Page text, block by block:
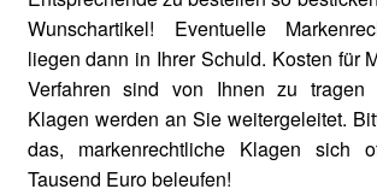
Wunschartikel! Eventuelle
liegen dann in Ihrer Schuld. Kosten für
Verfahren sind von Ihnen zu tragen
Klagen werden an Sie weitergeleitet.
das, markenrechtliche Klagen sich
Tausend Euro beleufen!